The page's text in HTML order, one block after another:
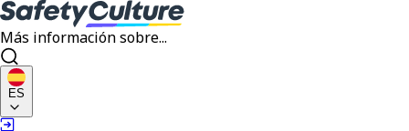
Más información sobre...
ES